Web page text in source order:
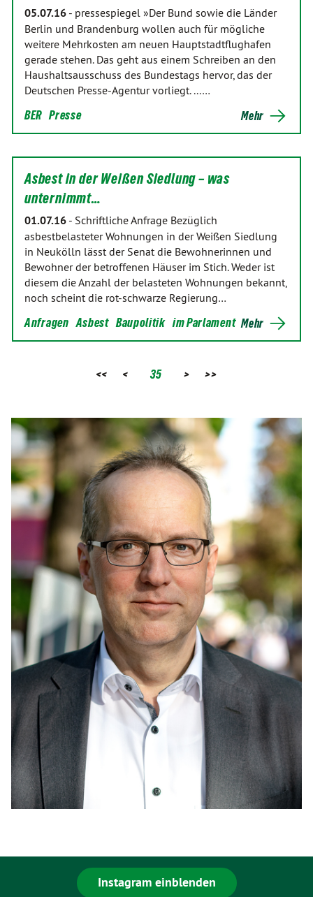
05.07.16 - pressespiegel »Der Bund sowie die Länder
Berlin und Brandenburg wollen auch für mögliche
weitere Mehrkosten am neuen Hauptstadtflughafen
gerade stehen. Das geht aus einem Schreiben an den
Haushaltsausschuss des Bundestags hervor, das der
Deutschen Presse-Agentur vorliegt. ...…
BER Presse Mehr
Asbest in der Weißen Siedlung – was
unternimmt…
01.07.16 - Schriftliche Anfrage Bezüglich
asbestbelasteter Wohnungen in der Weißen Siedlung
in Neukölln lässt der Senat die Bewohnerinnen und
Bewohner der betroffenen Häuser im Stich. Weder ist
diesem die Anzahl der belasteten Wohnungen bekannt,
noch scheint die rot-schwarze Regierung…
Anfragen Asbest Baupolitik im Parlament Mehr
<< < 35 > >>
Instagram einblenden